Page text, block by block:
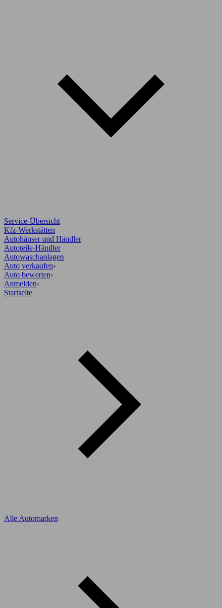
Service-Übersicht
Kfz-Werkstätten
Autohäuser und Händler
Autoteile-Händler
Autowaschanlagen
Auto verkaufen›
Auto bewerten›
Anmelden›
Startseite
Alle Automarken